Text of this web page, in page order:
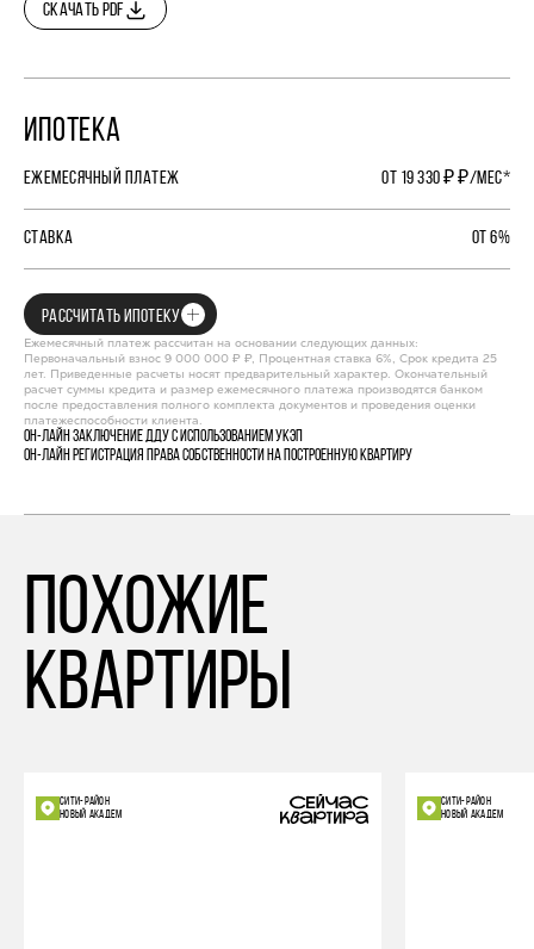
СКАЧАТЬ PDF
ИПОТЕКА
ЕЖЕМЕСЯЧНЫЙ ПЛАТЕЖ ОТ 19 330 ₽ ₽/МЕС*
СТАВКА ОТ 6%
РАССЧИТАТЬ ИПОТЕКУ
Ежемесячный платеж рассчитан на основании следующих данных:
Первоначальный взнос 9 000 000 ₽ ₽, Процентная ставка 6%, Срок кредита 25
лет. Приведенные расчеты носят предварительный характер. Окончательный
расчет суммы кредита и размер ежемесячного платежа производятся банком
после предоставления полного комплекта документов и проведения оценки
платежеспособности клиента.
Он-лайн заключение ДДУ с использованием УКЭП
Он-лайн регистрация права собственности на построенную квартиру
похожие
квартиры
СИТИ-РАЙОН
НОВЫЙ АКАДЕМ
СИТИ-РАЙОН
НОВЫЙ АКАДЕМ